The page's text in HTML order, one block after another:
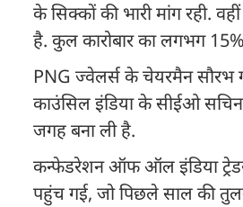
के सिक्कों की भारी मांग रही.
है. कुल कारोबार का लगभग
PNG ज्वेलर्स के चेयरमैन सौरभ
काउंसिल इंडिया के सीईओ
जगह बना ली है.
कन्फेडरेशन ऑफ ऑल इंडिया
पहुंच गई, जो पिछले साल की